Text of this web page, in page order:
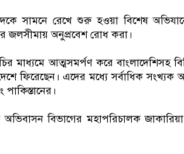
সামনে রেখে শুরু হওয়া বিশেষ
জলসীমায় অনুপ্রবেশ রোধ করা।
মাধ্যমে আত্মসমর্পণ করে বাংলাদেশিসহ
ফিরেছেন। এদের মধ্যে সর্বাধিক সংখ্যক
অভিবাসন বিভাগের মহাপরিচালক